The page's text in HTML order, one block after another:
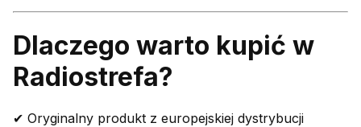
Dlaczego warto kupić w
Radiostrefa?
✔ Oryginalny produkt z europejskiej dystrybucji